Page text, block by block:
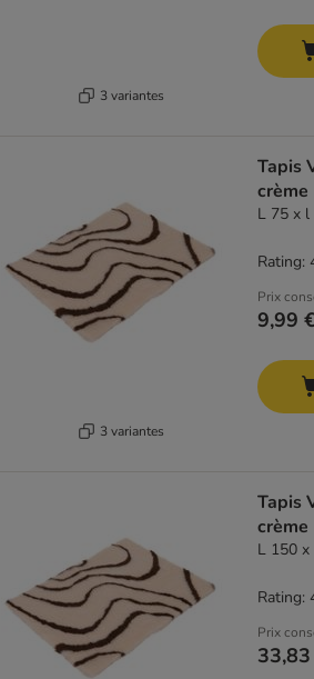
3 variantes
3 variantes
Tapis
crème
L 75 x l
Prix
9,99
Rating:
Tapis
crème
L 150 x
Prix
Rating: